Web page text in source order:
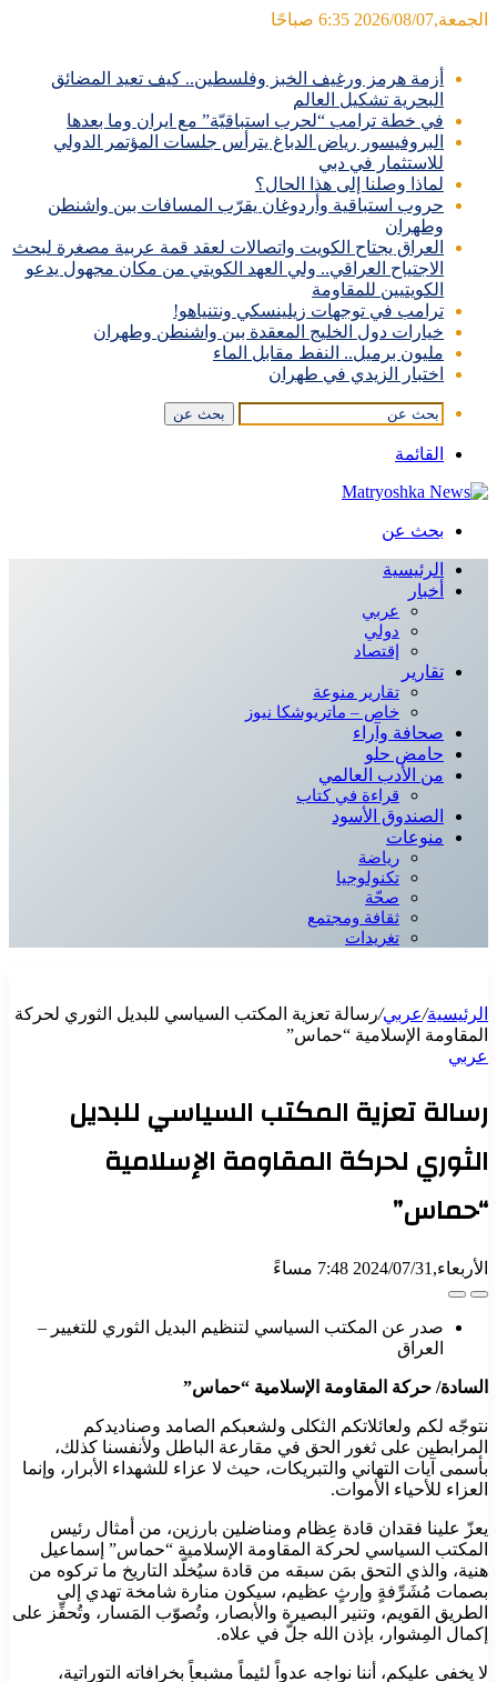
الجمعة,2026/08/07 6:35 صباحًا
أزمة هرمز ورغيف الخبز وفلسطين.. كيف تعيد المضائق
البحرية تشكيل العالم
في خطة ترامب “لحرب استباقيّة” مع ايران وما بعدها
البروفيسور رياض الدباغ يترأس جلسات المؤتمر الدولي
للاستثمار في دبي
لماذا وصلنا إلى هذا الحال؟
حروب استباقية وأردوغان يقرّب المسافات بين واشنطن
وطهران
العراق يجتاح الكويت واتصالات لعقد قمة عربية مصغرة لبحث
الاجتياح العراقي.. ولي العهد الكويتي من مكان مجهول يدعو
الكويتيين للمقاومة
ترامب في توجهات زيلينسكي ونتنياهو!
خيارات دول الخليج المعقدة بين واشنطن وطهران
مليون برميل.. النفط مقابل الماء
اختبار الزيدي في طهران
بحث عن
القائمة
بحث عن
الرئيسية
أخبار
عربي
دولي
إقتصاد
تقارير
تقارير منوعة
خاص – ماتريوشكا نيوز
صحافة وآراء
حامض حلو
من الأدب العالمي
قراءة في كتاب
الصندوق الأسود
منوعات
رياضة
تكنولوجيا
صحّة
ثقافة ومجتمع
تغريدات
الرئيسية/عربي/رسالة تعزية المكتب السياسي للبديل الثوري لحركة
المقاومة الإسلامية “حماس”
عربي
رسالة تعزية المكتب السياسي للبديل
الثوري لحركة المقاومة الإسلامية
“حماس”
الأربعاء,2024/07/31 7:48 مساءً
صدر عن المكتب السياسي لتنظيم البديل الثوري للتغيير –
العراق
السادة/ حركة المقاومة الإسلامية “حماس”
نتوجّه لكم ولعائلاتكم الثكلى ولشعبكم الصامد وصناديدكم
المرابطين على ثغور الحق في مقارعة الباطل ولأنفسنا كذلك،
بأسمى آيات التهاني والتبريكات، حيث لا عزاء للشهداء الأبرار، وإنما
العزاء للأحياء الأموات.
يعزّ علينا فقدان قادة عِظام ومناضلين بارزين، من أمثال رئيس
المكتب السياسي لحركة المقاومة الإسلامية “حماس” إسماعيل
هنية، والذي التحق بمَن سبقه من قادة سيُخلّد التاريخ ما تركوه من
بصمات مُشَرِّفةٍ وإرثٍ عظيم، سيكون منارة شامخة تهدي إلى
الطريق القويم، وتنير البصيرة والأبصار، وتُصوّب المَسار، وتُحفِّز على
إكمال المِشوار، بإذن الله جلّ في علاه.
لا يخفى عليكم، أننا نواجه عدواً لئيماً مشبعاً بخرافاته التوراتية،